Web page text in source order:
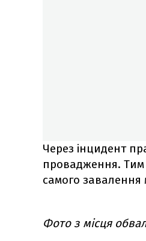
Через інцидент
провадження. Тим
самого завалення
Фото з місця